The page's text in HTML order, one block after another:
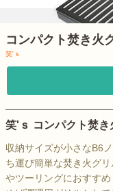
コンパクト焚き火
笑'ｓ
笑'ｓ コンパクト焚
収納サイズが小さなB6
ち運び簡単な焚き火グ
やツーリングにおすす